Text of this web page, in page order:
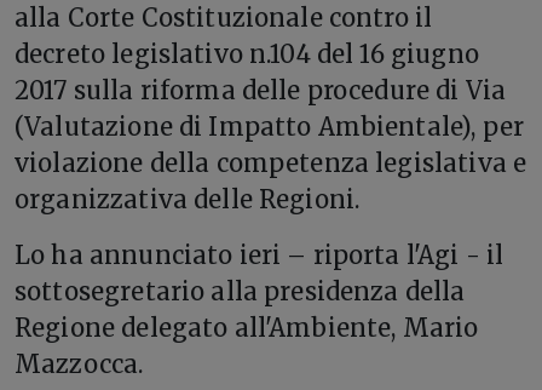
alla Corte Costituzionale contro il
decreto legislativo n.104 del 16 giugno
2017 sulla riforma delle procedure di Via
(Valutazione di Impatto Ambientale), per
violazione della competenza legislativa e
organizzativa delle Regioni.
Lo ha annunciato ieri – riporta l'Agi - il
sottosegretario alla presidenza della
Regione delegato all'Ambiente, Mario
Mazzocca.